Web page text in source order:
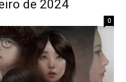
de 2024
0